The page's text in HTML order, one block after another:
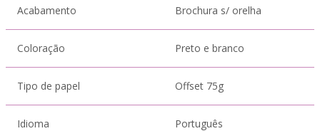
Acabamento Brochura s/ orelha
Coloração Preto e branco
Tipo de papel Offset 75g
Idioma Português